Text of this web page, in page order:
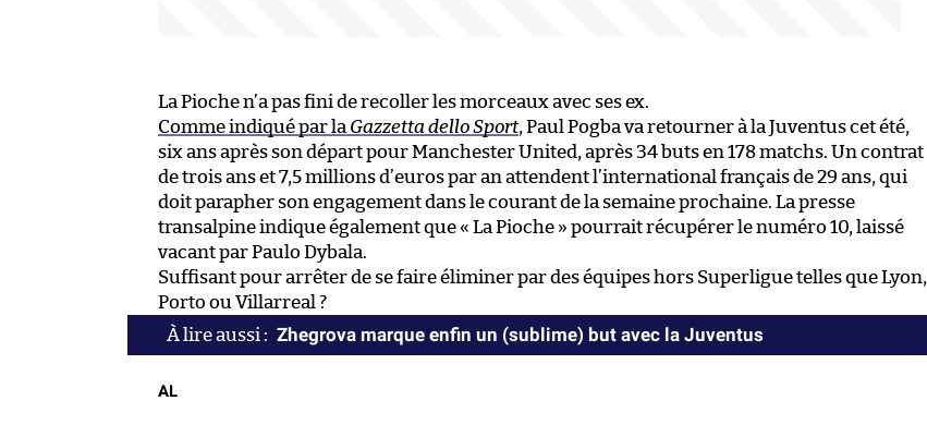
La Pioche n’a pas fini de recoller les morceaux avec ses ex.
Comme indiqué par la Gazzetta dello Sport, Paul Pogba va retourner à la Juventus cet été,
six ans après son départ pour Manchester United, après 34 buts en 178 matchs. Un contrat
de trois ans et 7,5 millions d’euros par an attendent l’international français de 29 ans, qui
doit parapher son engagement dans le courant de la semaine prochaine. La presse
transalpine indique également que « La Pioche » pourrait récupérer le numéro 10, laissé
vacant par Paulo Dybala.
Suffisant pour arrêter de se faire éliminer par des équipes hors Superligue telles que Lyon,
Porto ou Villarreal ?
Zhegrova marque enfin un (sublime) but avec la Juventus
AL